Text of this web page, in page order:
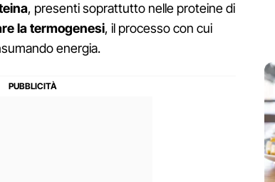
, presenti soprattutto nelle proteine di
la termogenesi, il processo con cui
energia.